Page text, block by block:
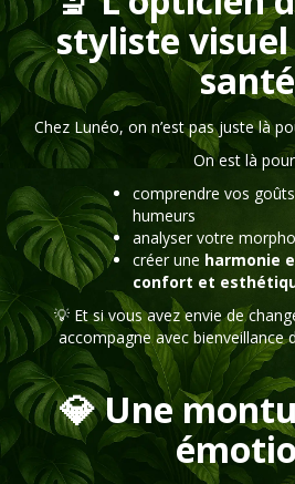
styliste
santé
Chez Lunéo, on n’est pas juste là
On est là
comprendre vos
humeurs
analyser votre
créer une harmonie
confort et
💡 Et si vous avez envie de
accompagne avec bienveillance
💎 Une